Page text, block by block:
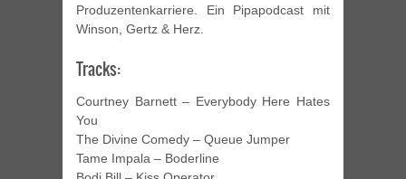
Produzentenkarriere. Ein Pipapodcast mit
Winson, Gertz & Herz.
Tracks:
Courtney Barnett – Everybody Here Hates
You
The Divine Comedy – Queue Jumper
Tame Impala – Boderline